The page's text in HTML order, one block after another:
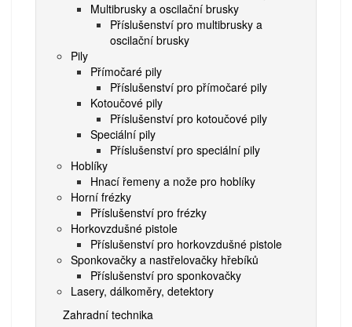
Multibrusky a oscilační brusky
Příslušenství pro multibrusky a
oscilační brusky
Pily
Přímočaré pily
Příslušenství pro přímočaré pily
Kotoučové pily
Příslušenství pro kotoučové pily
Speciální pily
Příslušenství pro speciální pily
Hoblíky
Hnací řemeny a nože pro hoblíky
Horní frézky
Příslušenství pro frézky
Horkovzdušné pistole
Příslušenství pro horkovzdušné pistole
Sponkovačky a nastřelovačky hřebíků
Příslušenství pro sponkovačky
Lasery, dálkoměry, detektory
Zahradní technika